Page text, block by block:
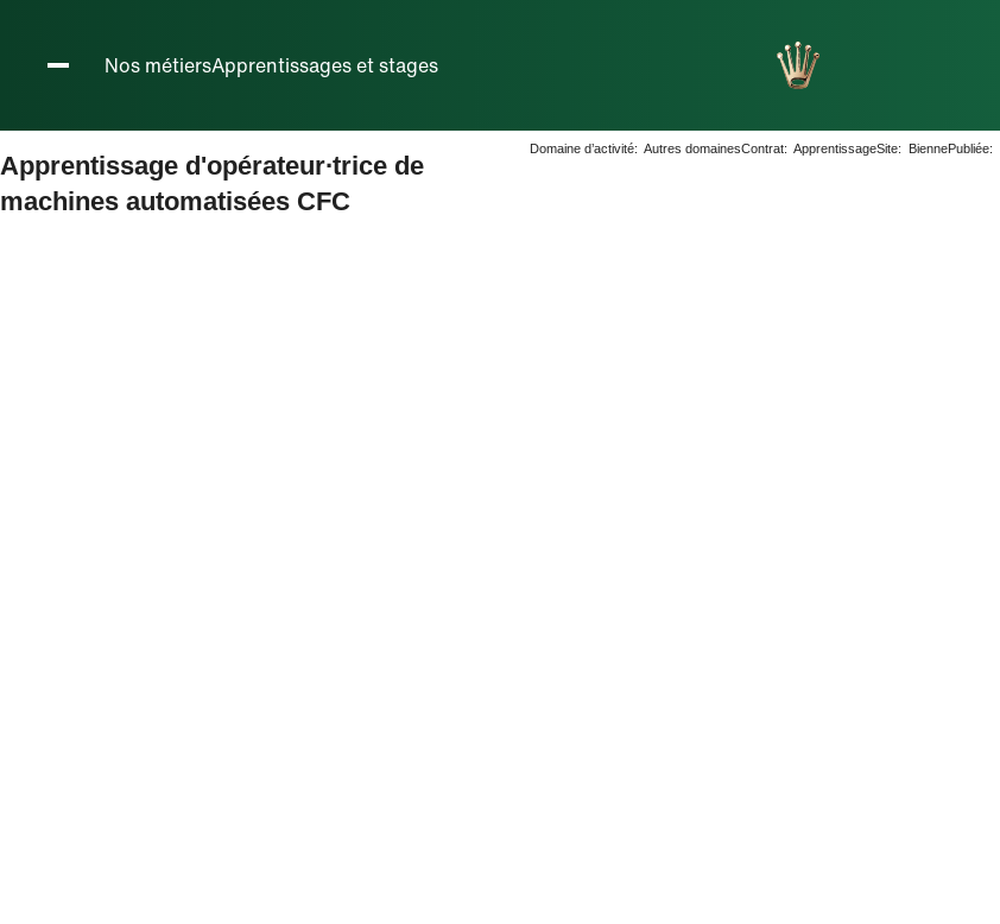
Nos métiersApprentissages et stages
Apprentissage d'opérateur∙trice de
machines automatisées CFC
Domaine d’activité: Autres domainesContrat: ApprentissageSite: BiennePubliée: